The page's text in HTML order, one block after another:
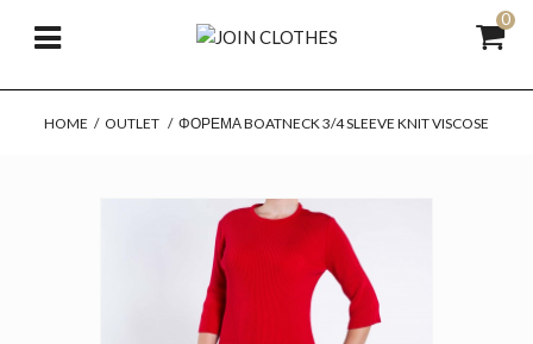
0
HOME / OUTLET / ΦΟΡΕΜΑ BOATNECK 3/4 SLEEVE KNIT VISCOSE